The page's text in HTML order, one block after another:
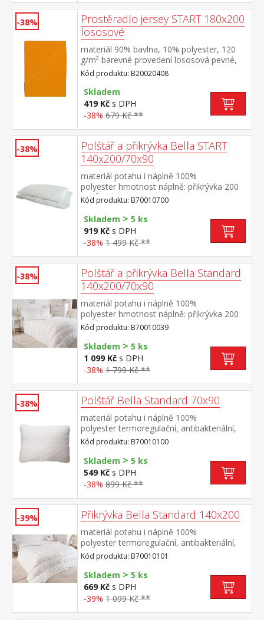
-38%
Prostěradlo jersey START 180x200
lososové
materiál 90% bavlna, 10% polyester, 120
g/m² barevné provedení lososová pevné,
odolné, stálobarevné, obšito gumou pro
matrace do výšky 25 cm pratelné do 60 °C
Kód produktu: B20020408
Skladem
419 Kč s DPH
-38% 679 Kč **
-38%
Polštář a přikrývka Bella START
140x200/70x90
materiál potahu i náplně 100%
polyester hmotnost náplně: přikrývka 200
g/m², polštář: cca 850 g rozměry: přikrývka
140 × 200 cm, polštář 70 × 90
cm termoregulační, antibakteriální, vhodné
pro alergiky přikrývka je elegantně
prošitá pratelné do 60 °C
Kód produktu: B70010700
Skladem > 5 ks
919 Kč s DPH
-38% 1 499 Kč **
-38%
Polštář a přikrývka Bella Standard
140x200/70x90
materiál potahu i náplně 100%
polyester hmotnost náplně: přikrývka 200
g/m², polštář: cca 1000 g rozměry: přikrývka
140 × 200 cm, polštář 70 × 90
cm termoregulační, antibakteriální, vhodné
pro alergiky přikrývka i polštář jsou
elegantně prošité pratelné do 60 °C
Kód produktu: B70010039
Skladem > 5 ks
1 099 Kč s DPH
-38% 1 799 Kč **
-38% Polštář Bella Standard 70x90
materiál potahu i náplně 100%
polyester termoregulační, antibakteriální,
vhodný pro alergiky elegantně
prošitý pratelný do 60 °C
Kód produktu: B70010100
Skladem > 5 ks
549 Kč s DPH
-38% 899 Kč **
-39% Přikrývka Bella Standard 140x200
materiál potahu i náplně 100%
polyester termoregulační, antibakteriální,
vhodná pro alergiky elegantně
prošitá pratelná do 60 °C
Kód produktu: B70010101
Skladem > 5 ks
669 Kč s DPH
-39% 1 099 Kč **